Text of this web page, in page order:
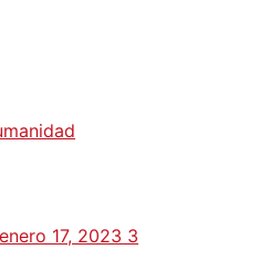
enero 17, 2023 3